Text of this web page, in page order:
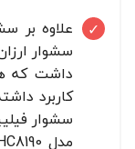
علاوه بر
سشوار
داشت که